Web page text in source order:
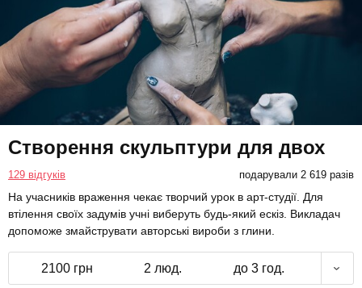
Створення скульптури для двох
129 відгуків подарували 2 619 разів
На учасників враження чекає творчий урок в арт-студії. Для
втілення своїх задумів учні виберуть будь-який ескіз. Викладач
допоможе змайструвати авторські вироби з глини.
2100 грн 2 люд. до 3 год.